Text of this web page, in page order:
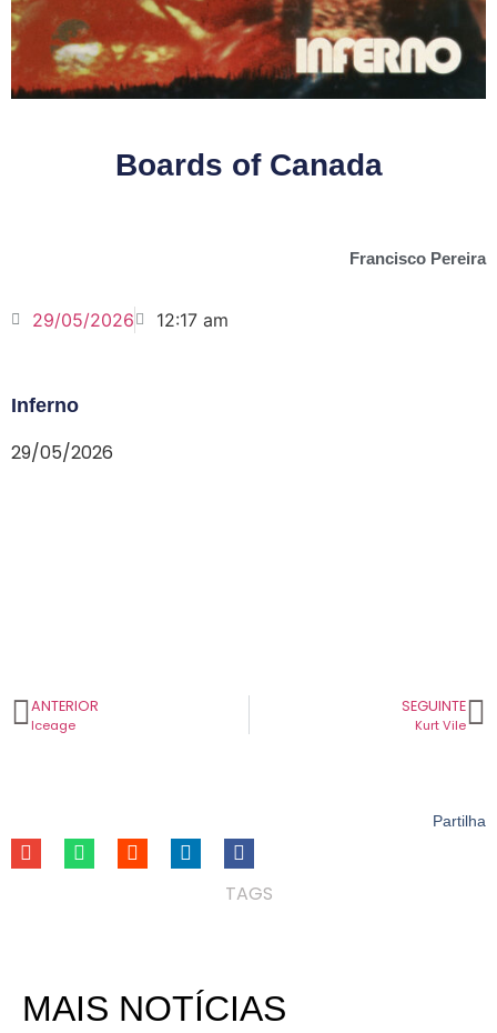
Boards of Canada
Francisco Pereira
29/05/2026 12:17 am
Inferno
29/05/2026
ANTERIOR
Iceage
SEGUINTE
Kurt Vile
Partilha
TAGS
MAIS NOTÍCIAS